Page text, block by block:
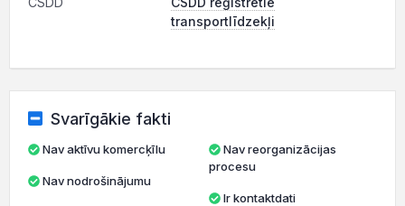
transportlīdzekļi
Svarīgākie fakti
Nav aktīvu komercķīlu
Nav nodrošinājumu
Nav reorganizācijas
procesu
Ir kontaktdati